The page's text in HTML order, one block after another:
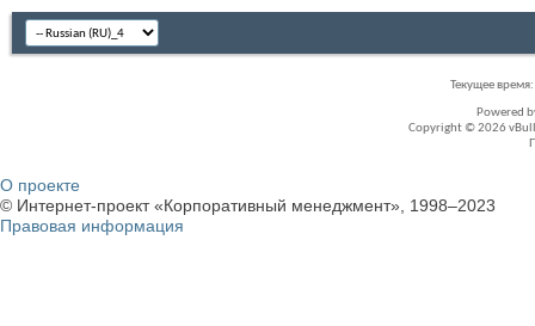
Текущее время:
Powered
Copyright © 2026
О проекте
© Интернет-проект «Корпоративный менеджмент», 1998–2023
Правовая информация